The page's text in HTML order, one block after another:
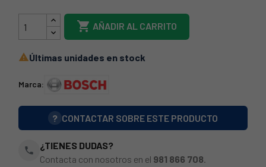
 AÑADIR AL CARRITO
Últimas unidades en stock
Marca:
? CONTACTAR SOBRE ESTE PRODUCTO
phone
¿TIENES DUDAS?
Contacta con nosotros en el 981 866 708